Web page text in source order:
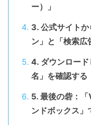
ー）」
3. 公式サイト
ン」と「検索広
4. ダウンロー
名」を確認する
5. 最後の砦：
ンドボックス」